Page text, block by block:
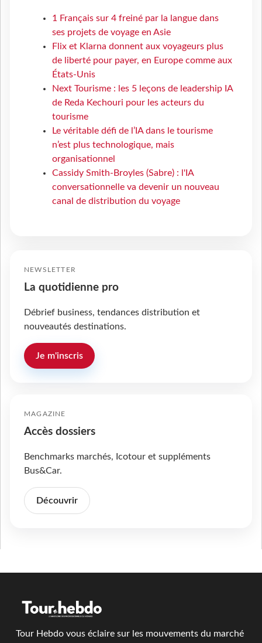
1 Français sur 4 freiné par la langue dans
ses projets de voyage en Asie
Flix et Klarna donnent aux voyageurs plus
de liberté pour payer, en Europe comme aux
États-Unis
Next Tourisme : les 5 leçons de leadership IA
de Reda Kechouri pour les acteurs du
tourisme
Le véritable défi de l’IA dans le tourisme
n’est plus technologique, mais
organisationnel
Cassidy Smith-Broyles (Sabre) : l'IA
conversationnelle va devenir un nouveau
canal de distribution du voyage
NEWSLETTER
La quotidienne pro
Débrief business, tendances distribution et
nouveautés destinations.
Je m'inscris
MAGAZINE
Accès dossiers
Benchmarks marchés, Icotour et suppléments
Bus&Car.
Découvrir
Tour Hebdo vous éclaire sur les mouvements du marché